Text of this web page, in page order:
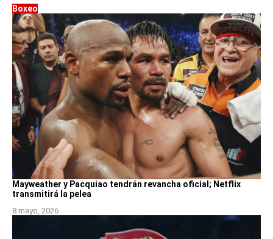
Boxeo
Mayweather y Pacquiao tendrán revancha oficial; Netflix
transmitirá la pelea
8 mayo, 2026